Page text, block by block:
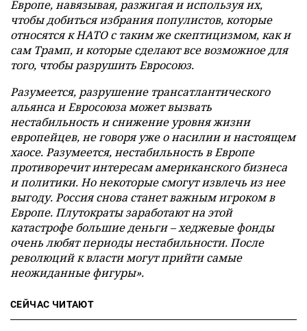
Европе, навязывая, разжигая и используя их,
чтобы добиться избрания популистов, которые
относятся к НАТО с таким же скептицизмом, как и
сам Трамп, и которые сделают все возможное для
того, чтобы разрушить Евросоюз.
Разумеется, разрушение трансатлантического
альянса и Евросоюза может вызвать
нестабильность и снижение уровня жизни
европейцев, не говоря уже о насилии и настоящем
хаосе. Разумеется, нестабильность в Европе
противоречит интересам американского бизнеса
и политики. Но некоторые смогут извлечь из нее
выгоду. Россия снова станет важным игроком в
Европе. Плутократы заработают на этой
катастрофе большие деньги – хеджевые фонды
очень любят периоды нестабильности. После
революций к власти могут прийти самые
неожиданные фигуры».
СЕЙЧАС ЧИТАЮТ